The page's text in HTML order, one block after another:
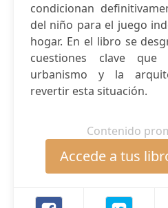
condicionan
del niño para el juego
hogar. En el libro se
cuestiones clave
urbanismo y la
revertir esta situación.
Contenido
Accede a tus